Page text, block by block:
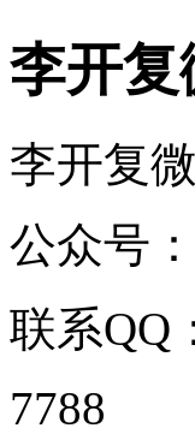
李开复
李开复
公众号：
联系QQ
7788